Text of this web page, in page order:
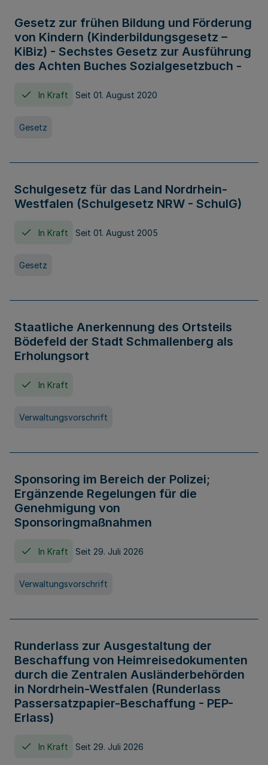
Gesetz zur frühen Bildung und Förderung
von Kindern (Kinderbildungsgesetz –
KiBiz) - Sechstes Gesetz zur Ausführung
des Achten Buches Sozialgesetzbuch -
In Kraft Seit 01. August 2020
Gesetz
Schulgesetz für das Land Nordrhein-
Westfalen (Schulgesetz NRW - SchulG)
In Kraft Seit 01. August 2005
Gesetz
Staatliche Anerkennung des Ortsteils
Bödefeld der Stadt Schmallenberg als
Erholungsort
In Kraft
Verwaltungsvorschrift
Sponsoring im Bereich der Polizei;
Ergänzende Regelungen für die
Genehmigung von
Sponsoringmaßnahmen
In Kraft Seit 29. Juli 2026
Verwaltungsvorschrift
Runderlass zur Ausgestaltung der
Beschaffung von Heimreisedokumenten
durch die Zentralen Ausländerbehörden
in Nordrhein-Westfalen (Runderlass
Passersatzpapier-Beschaffung - PEP-
Erlass)
In Kraft Seit 29. Juli 2026